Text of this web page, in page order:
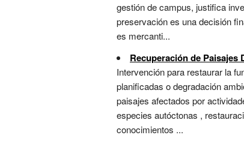
gestión de campus, justifica
preservación es una decisión
es mercanti...
Recuperación de Paisajes
Intervención para restaurar la
planificadas o degradación
paisajes afectados por
especies autóctonas ,
conocimientos ...